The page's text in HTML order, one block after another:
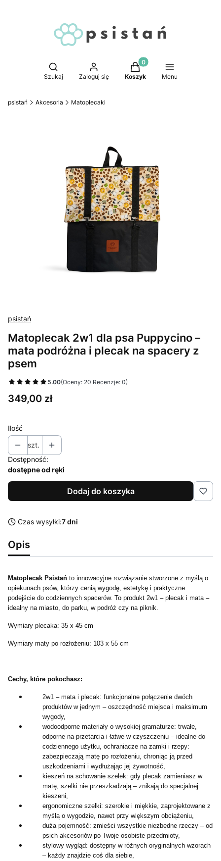
Otwórz wyszukiwarkę
Szukaj Zaloguj się
Produkty w koszyku: 0.
Koszyk Menu
psistań Akcesoria Matoplecaki
psistań
Matoplecak 2w1 dla psa Puppycino –
mata podróżna i plecak na spacery z
psem
5.00(Oceny: 20 Recenzje: 0)
Cena
349,00 zł
Ilość
szt.
Dostępność:
dostępne od ręki
Dodaj do koszyka
Czas wysyłki:7 dni
Opis
Matoplecak Psistań to innowacyjne rozwiązanie stworzone z myślą o
opiekunach psów, którzy cenią wygodę, estetykę i praktyczne
podejście do codziennych spacerów. To produkt 2w1 – plecak i mata –
idealny na miasto, do parku, w podróż czy na piknik.
Wymiary plecaka: 35 x 45 cm
Wymiary maty po rozłożeniu: 103 x 55 cm
Cechy, które pokochasz:
2w1 – mata i plecak: funkcjonalne połączenie dwóch
produktów w jednym – oszczędność miejsca i maksimum
wygody,
wodoodporne materiały o wysokiej gramaturze: trwałe,
odporne na przetarcia i łatwe w czyszczeniu – idealne do
codziennego użytku, ochraniacze na zamki i rzepy:
zabezpieczają matę po rozłożeniu, chroniąc ją przed
uszkodzeniami i wydłużając jej żywotność,
kieszeń na schowanie szelek: gdy plecak zamieniasz w
matę, szelki nie przeszkadzają – znikają do specjalnej
kieszeni,
ergonomiczne szelki: szerokie i miękkie, zaprojektowane z
myślą o wygodzie, nawet przy większym obciążeniu,
duża pojemność: zmieści wszystkie niezbędne rzeczy – od
psich akcesoriów po Twoje osobiste przedmioty,
stylowy wygląd: dostępny w różnych oryginalnych wzorach
– każdy znajdzie coś dla siebie,